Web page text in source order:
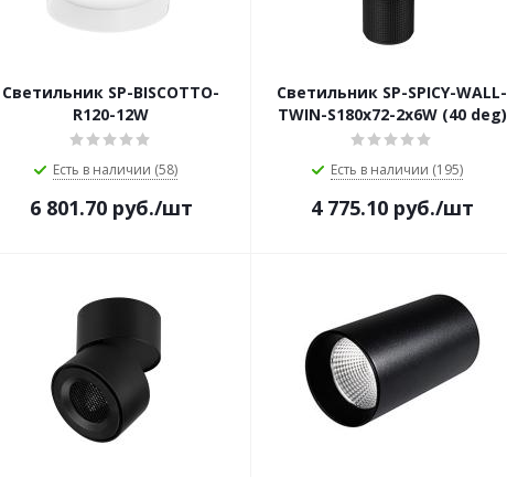
Светильник SP-BISCOTTO-
R120-12W
Есть в наличии (58)
6 801.70руб./шт
Светильник SP-SPICY-WALL-
TWIN-S180x72-2x6W (40 deg)
Есть в наличии (195)
4 775.10руб./шт